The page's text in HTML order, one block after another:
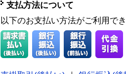
支払方法について
以下のお支払い方法がご利用で